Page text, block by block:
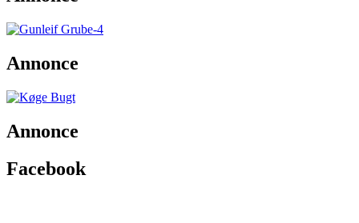
Annonce
Annonce
Facebook